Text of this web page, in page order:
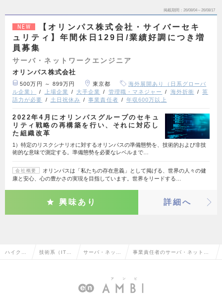
掲載期間 26/08/04～26/08/17
NEW
【オリンパス株式会社・サイバーセキ
ュリティ】年間休日129日/業績好調につき増
員募集
サーバ・ネットワークエンジニア
オリンパス株式会社
500万円 ～ 899万円 東京都
海外展開あり（日系グローバ
ル企業）
上場企業 大手企業 管理職・マネジャー 海外折衝
英
語力が必要
土日祝休み 事業責任者 年収600万以上
2022年4月にオリンパスグループのセキュ
リティ戦略の再構築を行い、それに対応し
た組織改革
1）特定のリスクシナリオに対するオリンパスの準備態勢を、技術的および非技
術的な意味で測定する。準備態勢を必要なレベルまで…
会社概要
オリンパスは「私たちの存在意義」として掲げる、世界の人々の健
康と安心、心の豊かさの実現を目指しています。世界をリードする…
興味あり 詳細へ
ハイクラ 技術系（IT・ サーバ・ネット
ア
事業責任者のサーバ・ネットワ
報一覧